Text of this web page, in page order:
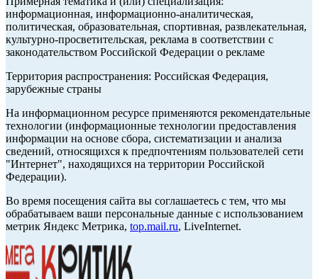
информационная, информационно-аналитическая,
политическая, образовательная, спортивная, развлекательная,
культурно-просветительская, реклама в соответствии с
законодательством Российской Федерации о рекламе
Территория распространения: Российская Федерация,
зарубежные страны
На информационном ресурсе применяются рекомендательные
технологии (информационные технологии предоставления
информации на основе сбора, систематизации и анализа
сведений, относящихся к предпочтениям пользователей сети
"Интернет", находящихся на территории Российской
Федерации).
Во время посещения сайта вы соглашаетесь с тем, что мы
обрабатываем ваши персональные данные с использованием
метрик Яндекс Метрика, top.mail.ru, LiveInternet.